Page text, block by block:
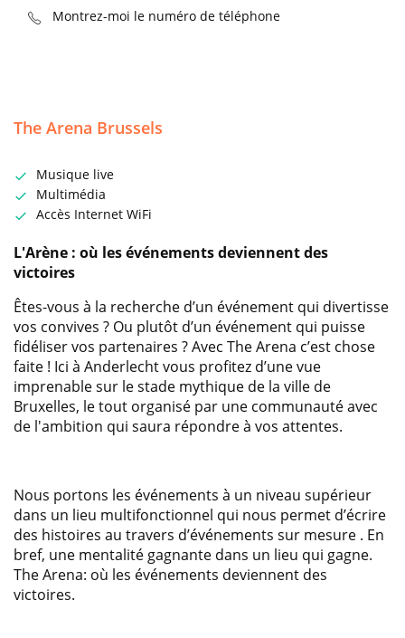
Montrez-moi le numéro de téléphone
The Arena Brussels
Musique live
Multimédia
Accès Internet WiFi
L'Arène : où les événements deviennent des
victoires
Êtes-vous à la recherche d’un événement qui divertisse
vos convives ? Ou plutôt d’un événement qui puisse
fidéliser vos partenaires ? Avec The Arena c’est chose
faite ! Ici à Anderlecht vous profitez d’une vue
imprenable sur le stade mythique de la ville de
Bruxelles, le tout organisé par une communauté avec
de l'ambition qui saura répondre à vos attentes.
Nous portons les événements à un niveau supérieur
dans un lieu multifonctionnel qui nous permet d’écrire
des histoires au travers d’événements sur mesure . En
bref, une mentalité gagnante dans un lieu qui gagne.
The Arena: où les événements deviennent des
victoires.